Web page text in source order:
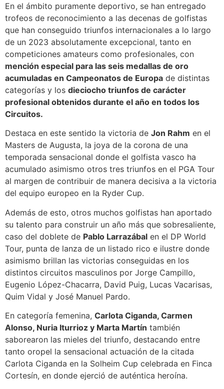
En el ámbito puramente deportivo, se han entregado
trofeos de reconocimiento a las decenas de golfistas
que han conseguido triunfos internacionales a lo largo
de un 2023 absolutamente excepcional, tanto en
competiciones amateurs como profesionales, con
mención especial para las seis medallas de oro
acumuladas en Campeonatos de Europa de distintas
categorías y los dieciocho triunfos de carácter
profesional obtenidos durante el año en todos los
Circuitos.
Destaca en este sentido la victoria de Jon Rahm en el
Masters de Augusta, la joya de la corona de una
temporada sensacional donde el golfista vasco ha
acumulado asimismo otros tres triunfos en el PGA Tour
al margen de contribuir de manera decisiva a la victoria
del equipo europeo en la Ryder Cup.
Además de esto, otros muchos golfistas han aportado
su talento para construir un año más que sobresaliente,
caso del doblete de Pablo Larrazábal en el DP World
Tour, punta de lanza de un listado rico e ilustre donde
asimismo brillan las victorias conseguidas en los
distintos circuitos masculinos por Jorge Campillo,
Eugenio López-Chacarra, David Puig, Lucas Vacarisas,
Quim Vidal y José Manuel Pardo.
En categoría femenina, Carlota Ciganda, Carmen
Alonso, Nuria Iturrioz y Marta Martín también
saborearon las mieles del triunfo, destacando entre
tanto oropel la sensacional actuación de la citada
Carlota Ciganda en la Solheim Cup celebrada en Finca
Cortesín, en donde ejerció de auténtica heroína.